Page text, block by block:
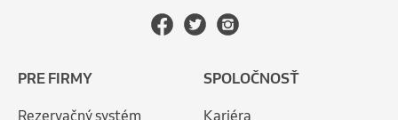
PRE FIRMY
Rezervačný systém
SPOLOČNOSŤ
Kariéra